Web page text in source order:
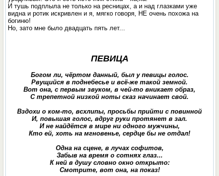
И тушь подплыла не только на ресницах, а и над глазками уже
видна и ротик искривлен и я, мягко говоря, НЕ очень похожа на
богиню!
Но, зато мне было двадцать пять лет...
ПЕВИЦА
Богом ли, чёртом данный, был у певицы голос.
Рвущийся в поднебесье и всё-же такой земной.
Вот она, с первым звуком, в чей-то вникает образ,
С трепетной низкой ноты сказ начинает свой.
Вздохи о ком-то, всхлипы, просьбы прийти с повинной
И, повышая голос, вдруг руки протянет в зал.
И не найдётся в мире ни одного мужчины,
Кто ей, хоть на мгновенье, сердце бы не отдал!
Одна на сцене, в лучах софитов,
Забыв на время о сотнях глаз...
К ней в душу словно окно открыто:
Смотрите, вот она, на показ!